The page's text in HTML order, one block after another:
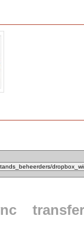
transfer